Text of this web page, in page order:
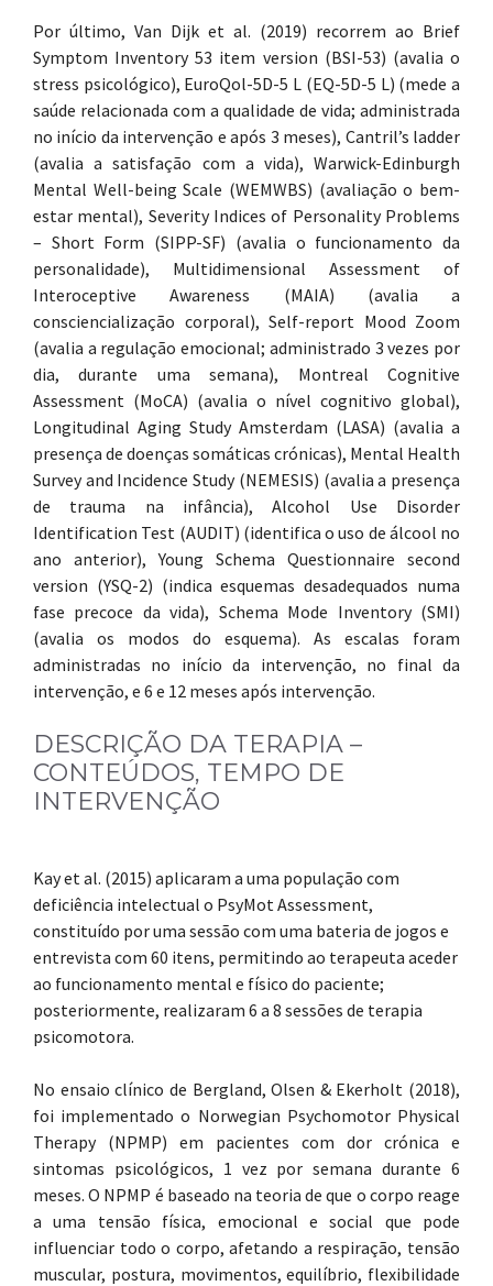
Por último, Van Dijk et al. (2019) recorrem ao Brief
Symptom Inventory 53 item version (BSI-53) (avalia o
stress psicológico), EuroQol-5D-5 L (EQ-5D-5 L) (mede a
saúde relacionada com a qualidade de vida; administrada
no início da intervenção e após 3 meses), Cantril’s ladder
(avalia a satisfação com a vida), Warwick-Edinburgh
Mental Well-being Scale (WEMWBS) (avaliação o bem-
estar mental), Severity Indices of Personality Problems
– Short Form (SIPP-SF) (avalia o funcionamento da
personalidade), Multidimensional Assessment of
Interoceptive Awareness (MAIA) (avalia a
consciencialização corporal), Self-report Mood Zoom
(avalia a regulação emocional; administrado 3 vezes por
dia, durante uma semana), Montreal Cognitive
Assessment (MoCA) (avalia o nível cognitivo global),
Longitudinal Aging Study Amsterdam (LASA) (avalia a
presença de doenças somáticas crónicas), Mental Health
Survey and Incidence Study (NEMESIS) (avalia a presença
de trauma na infância), Alcohol Use Disorder
Identification Test (AUDIT) (identifica o uso de álcool no
ano anterior), Young Schema Questionnaire second
version (YSQ-2) (indica esquemas desadequados numa
fase precoce da vida), Schema Mode Inventory (SMI)
(avalia os modos do esquema). As escalas foram
administradas no início da intervenção, no final da
intervenção, e 6 e 12 meses após intervenção.
DESCRIÇÃO DA TERAPIA –
CONTEÚDOS, TEMPO DE
INTERVENÇÃO
Kay et al. (2015) aplicaram a uma população com
deficiência intelectual o PsyMot Assessment,
constituído por uma sessão com uma bateria de jogos e
entrevista com 60 itens, permitindo ao terapeuta aceder
ao funcionamento mental e físico do paciente;
posteriormente, realizaram 6 a 8 sessões de terapia
psicomotora.
No ensaio clínico de Bergland, Olsen & Ekerholt (2018),
foi implementado o Norwegian Psychomotor Physical
Therapy (NPMP) em pacientes com dor crónica e
sintomas psicológicos, 1 vez por semana durante 6
meses. O NPMP é baseado na teoria de que o corpo reage
a uma tensão física, emocional e social que pode
influenciar todo o corpo, afetando a respiração, tensão
muscular, postura, movimentos, equilíbrio, flexibilidade